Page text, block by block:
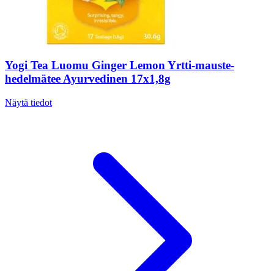
Yogi Tea Luomu Ginger Lemon Yrtti-mauste-
hedelmätee Ayurvedinen 17x1,8g
Näytä tiedot